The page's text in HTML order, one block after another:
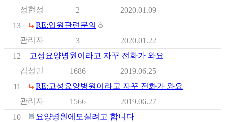
정현정
2
2020.01.09
13
RE:입원관련문의
관리자
3
2020.01.22
12
고성요양병원이라고 자꾸 전화가 와요
김성민
1686
2019.06.25
11
RE:고성요양병원이라고 자꾸 전화가 와요
관리자
1566
2019.06.27
10
요양병원에모실려고 합니다